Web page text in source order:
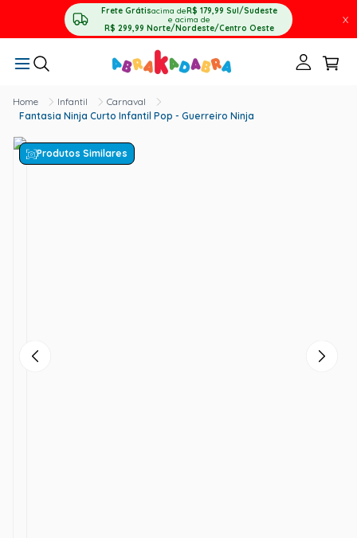
Frete Grátisacima deR$ 179,99 Sul/Sudeste
e acima de
R$ 299,99 Norte/Nordeste/Centro Oeste
X
Infantil
Carnaval
Fantasia Ninja Curto Infantil Pop - Guerreiro Ninja
Produtos Similares